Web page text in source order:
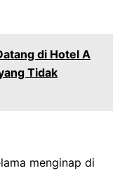
di Hotel A
Tidak
menginap di